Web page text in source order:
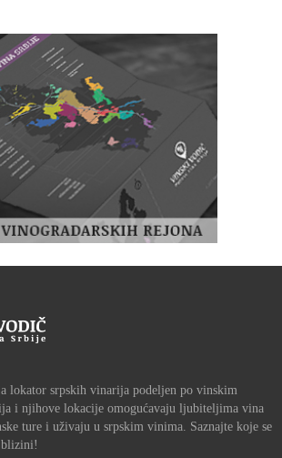
lokator srpskih vinarija podeljen po vinskim
i njihove lokacije omogućavaju ljubiteljima vina
ture i uživaju u srpskim vinima. Saznajte koje se
blizini!